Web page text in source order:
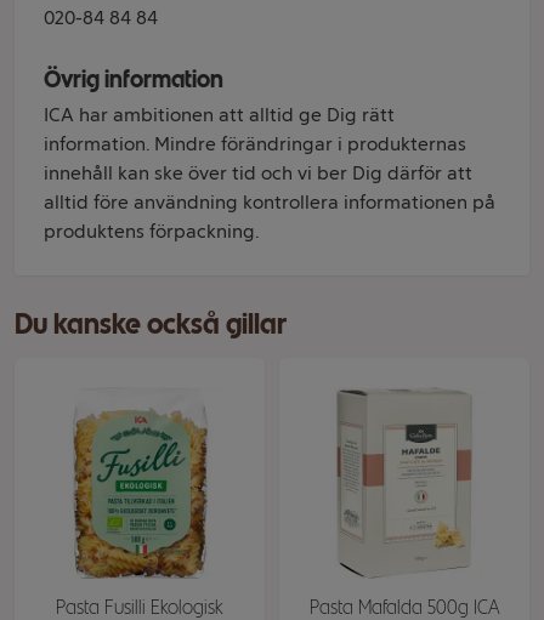
020-84 84 84
Övrig information
ICA har ambitionen att alltid ge Dig rätt
information. Mindre förändringar i produkternas
innehåll kan ske över tid och vi ber Dig därför att
alltid före användning kontrollera informationen på
produktens förpackning.
Du kanske också gillar
Pasta Fusilli Ekologisk
Pasta Mafalda 500g ICA